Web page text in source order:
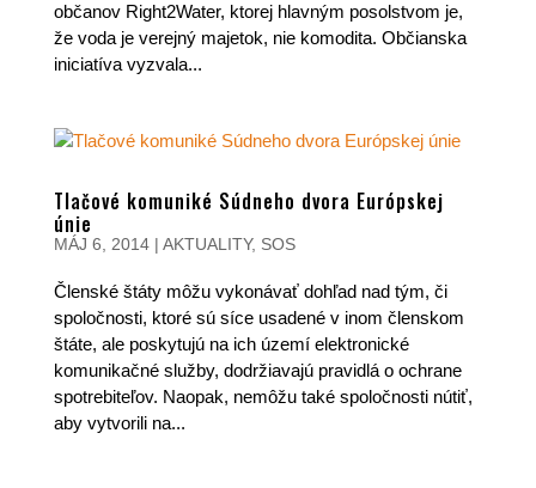
občanov Right2Water, ktorej hlavným posolstvom je,
že voda je verejný majetok, nie komodita. Občianska
iniciatíva vyzvala...
Tlačové komuniké Súdneho dvora Európskej
únie
MÁJ 6, 2014| AKTUALITY, SOS
Členské štáty môžu vykonávať dohľad nad tým, či
spoločnosti, ktoré sú síce usadené v inom členskom
štáte, ale poskytujú na ich území elektronické
komunikačné služby, dodržiavajú pravidlá o ochrane
spotrebiteľov. Naopak, nemôžu také spoločnosti nútiť,
aby vytvorili na...